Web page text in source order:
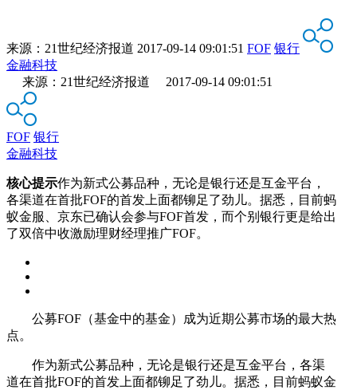
来源： 21世纪经济报道 2017-09-14 09:01:51 FOF 银行
金融科技
来源：21世纪经济报道 2017-09-14 09:01:51
FOF 银行
金融科技
核心提示作为新式公募品种，无论是银行还是互金平台，
各渠道在首批FOF的首发上面都铆足了劲儿。据悉，目前蚂
蚁金服、京东已确认会参与FOF首发，而个别银行更是给出
了双倍中收激励理财经理推广FOF。
公募FOF（基金中的基金）成为近期公募市场的最大热
点。
作为新式公募品种，无论是银行还是互金平台，各渠
道在首批FOF的首发上面都铆足了劲儿。据悉，目前蚂蚁金